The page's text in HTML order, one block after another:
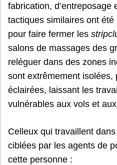
fabrication, d’entreposage
tactiques similaires ont
pour faire fermer les
salons de massages des
reléguer dans des zones
sont extrêmement isolées,
éclairées, laissant les
vulnérables aux vols et
Celleux qui travaillent
ciblées par les agents de
cette personne :